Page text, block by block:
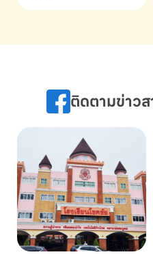
(Soundtrack)เพื่อเสริมทักษะ
ภาษา ผ่านประสบการณ์การเรียนรู้
075-691910ติดตามข่าวส